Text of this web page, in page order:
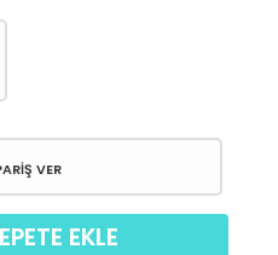
VER
EKLE